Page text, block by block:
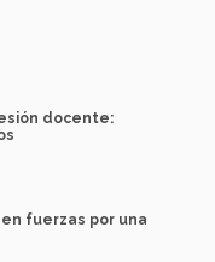
docente:
fuerzas por una